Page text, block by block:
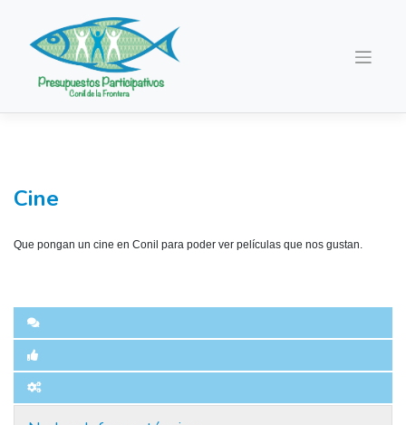
contenido
Cine
Que pongan un cine en Conil para poder ver películas que nos gustan.